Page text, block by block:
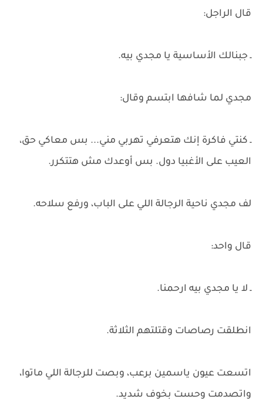
قال الراجل:
ـ جبنالك الأساسية يا مجدي بيه.
مجدي لما شافها ابتسم وقال:
ـ كنتي فاكرة إنك هتعرفي تهربي مني... بس معاكي حق،
العيب على الأغبيا دول. بس أوعدك مش هتتكرر.
لف مجدي ناحية الرجالة اللي على الباب، ورفع سلاحه.
قال واحد:
ـ لا يا مجدي بيه ارحمنا.
انطلقت رصاصات وقتلتهم الثلاثة.
اتسعت عيون ياسمين برعب، وبصت للرجالة اللي ماتوا،
واتصدمت وحست بخوف شديد.